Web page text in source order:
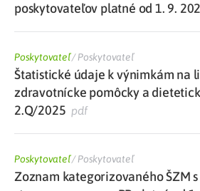
poskytovateľov platné od 1. 9.
Poskytovateľ/Poskytovateľ
Štatistické údaje k výnimkám na
zdravotnícke pomôcky a
2.Q/2025 pdf
Poskytovateľ/Poskytovateľ
Zoznam kategorizovaného ŠZM